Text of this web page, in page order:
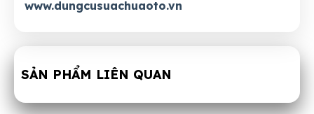
www.dungcusuachuaoto.vn
SẢN PHẨM LIÊN QUAN